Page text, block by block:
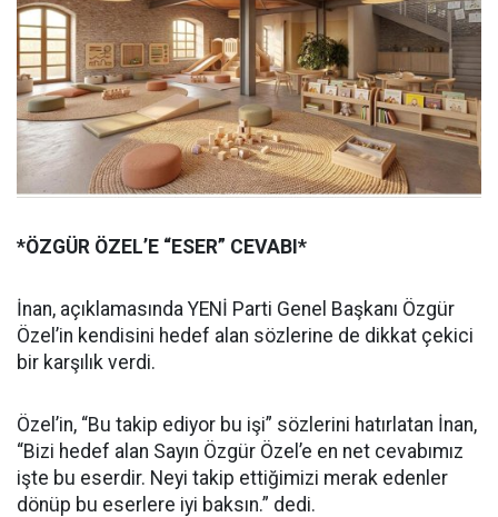
*ÖZGÜR ÖZEL’E “ESER” CEVABI*
İnan, açıklamasında YENİ Parti Genel Başkanı Özgür
Özel’in kendisini hedef alan sözlerine de dikkat çekici
bir karşılık verdi.
Özel’in, “Bu takip ediyor bu işi” sözlerini hatırlatan İnan,
“Bizi hedef alan Sayın Özgür Özel’e en net cevabımız
işte bu eserdir. Neyi takip ettiğimizi merak edenler
dönüp bu eserlere iyi baksın.” dedi.